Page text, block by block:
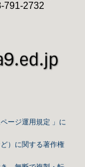
791-2732
ージ運用規定 」に
）に関する著作権